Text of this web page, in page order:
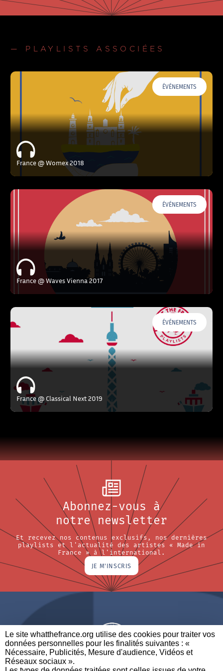
Le site whatthefrance.org utilise des cookies pour traiter vos
données personnelles pour les finalités suivantes : «
Nécessaire, Publicités, Mesure d'audience, Vidéos et
Réseaux sociaux ». ​
— PLAYLISTS ASSOCIÉES
ÉVÉNEMENTS
France @ Womex 2018
ÉVÉNEMENTS
France @ Waves Vienna 2017
ÉVÉNEMENTS
France @ Classical Next 2019
Abonnez-vous à
notre newsletter
Et recevez nos contenus exclusifs, nos dernières
playlists et l'actualité des artistes « Made in
France » à l'international.
JE M'INSCRIS
A BRAND OF